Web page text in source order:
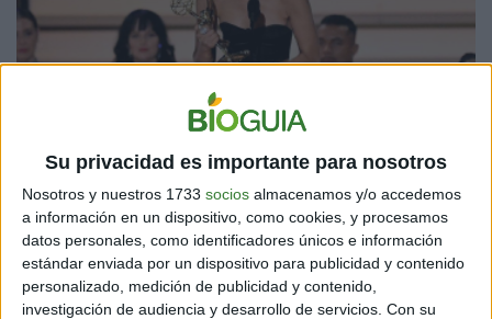
Su privacidad es importante para nosotros
Nosotros y nuestros 1733 socios almacenamos y/o accedemos
a información en un dispositivo, como cookies, y procesamos
datos personales, como identificadores únicos e información
estándar enviada por un dispositivo para publicidad y contenido
personalizado, medición de publicidad y contenido,
investigación de audiencia y desarrollo de servicios. Con su
“Mi deseo es que Euphoria ayude a la gente”, expresó
Zendaya al ganar el Emmy
3 min| 14/09/2022
Durante los premios Emmy 2022 la actriz ganó el premio a “Mejor
actriz en una serie de drama”. Recibió una oleada de aplausos, a la
vez que sus palabras al recibir el premio fueron muy especiales.